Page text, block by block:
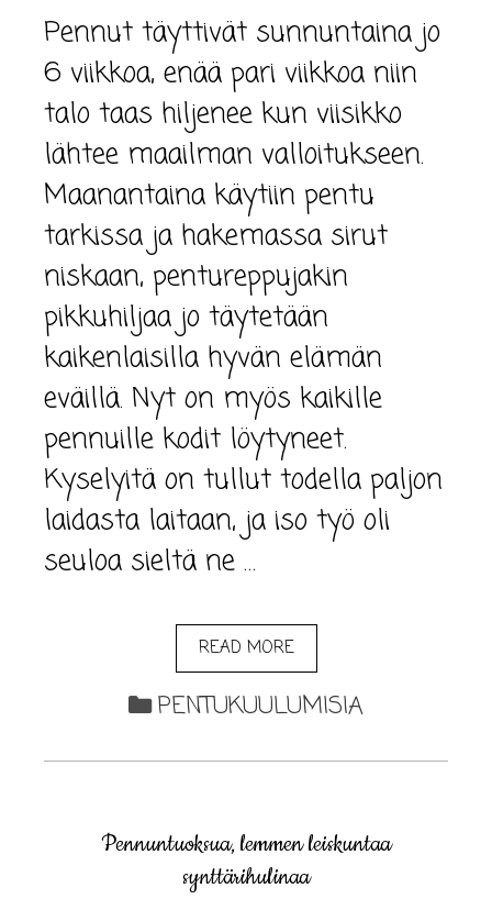
Pennut täyttivät sunnuntaina jo
6 viikkoa, enää pari viikkoa niin
talo taas hiljenee kun viisikko
lähtee maailman valloitukseen.
Maanantaina käytiin pentu
tarkissa ja hakemassa sirut
niskaan, pentureppujakin
pikkuhiljaa jo täytetään
kaikenlaisilla hyvän elämän
eväillä. Nyt on myös kaikille
pennuille kodit löytyneet.
Kyselyitä on tullut todella paljon
laidasta laitaan, ja iso työ oli
seuloa sieltä ne …
READ MORE
PENTUKUULUMISIA
Pennuntuoksua, lemmen leiskuntaa
synttärihulinaa